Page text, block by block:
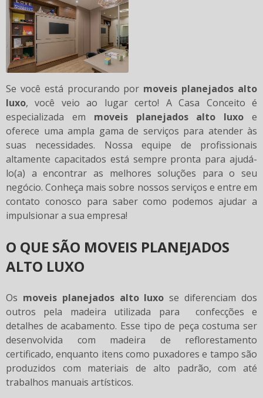
Se você está procurando por moveis planejados alto
luxo, você veio ao lugar certo! A Casa Conceito é
especializada em moveis planejados alto luxo e
oferece uma ampla gama de serviços para atender às
suas necessidades. Nossa equipe de profissionais
altamente capacitados está sempre pronta para ajudá-
lo(a) a encontrar as melhores soluções para o seu
negócio. Conheça mais sobre nossos serviços e entre em
contato conosco para saber como podemos ajudar a
impulsionar a sua empresa!
O QUE SÃO MOVEIS PLANEJADOS
ALTO LUXO
Os moveis planejados alto luxo se diferenciam dos
outros pela madeira utilizada para confecções e
detalhes de acabamento. Esse tipo de peça costuma ser
desenvolvida com madeira de reflorestamento
certificado, enquanto itens como puxadores e tampo são
produzidos com materiais de alto padrão, com até
trabalhos manuais artísticos.